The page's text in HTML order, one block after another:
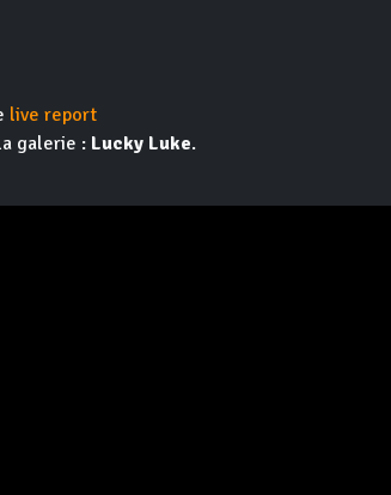
live report
galerie : Lucky Luke.